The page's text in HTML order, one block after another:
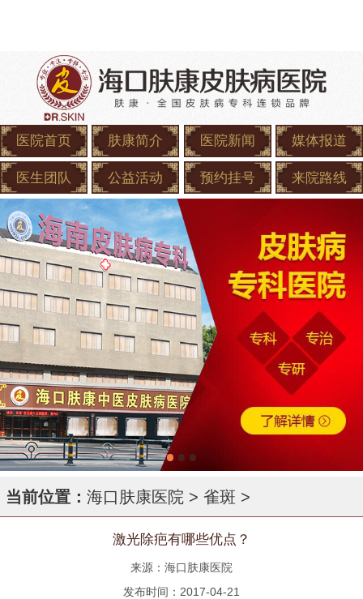
医院首页 肤康简介 医院新闻 媒体报道
医生团队 公益活动 预约挂号 来院路线
当前位置： 海口肤康医院 > 雀斑 >
激光除疤有哪些优点？
来源：海口肤康医院
发布时间：2017-04-21